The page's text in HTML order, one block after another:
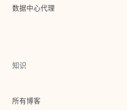
数据中心代理
知识
所有博客